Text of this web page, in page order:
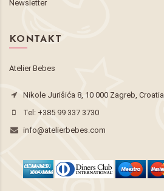
Newsletter
KONTAKT
Atelier Bebes
Nikole Jurišića 8, 10 000 Zagreb, Croatia
Tel: +385 99 337 3730
info@atelierbebes.com